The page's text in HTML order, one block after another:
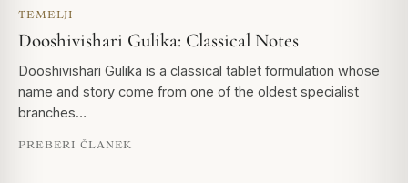
TEMELJI
Dooshivishari Gulika: Classical Notes
Dooshivishari Gulika is a classical tablet formulation whose
name and story come from one of the oldest specialist
branches…
PREBERI ČLANEK